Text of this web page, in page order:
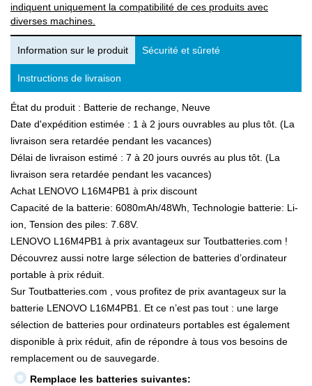
indiquent uniquement la compatibilité de ces produits avec
diverses machines.
Information sur le produit Sécurité et sûreté
Instructions de livraison
État du produit : Batterie de rechange, Neuve
Date d'expédition estimée : 1 à 2 jours ouvrables au plus tôt. (La
livraison sera retardée pendant les vacances)
Délai de livraison estimé : 7 à 20 jours ouvrés au plus tôt. (La
livraison sera retardée pendant les vacances)
Achat LENOVO L16M4PB1 à prix discount
Capacité de la batterie: 6080mAh/48Wh, Technologie batterie: Li-
ion, Tension des piles: 7.68V.
LENOVO L16M4PB1 à prix avantageux sur Toutbatteries.com !
Découvrez aussi notre large sélection de batteries d’ordinateur
portable à prix réduit.
Sur Toutbatteries.com , vous profitez de prix avantageux sur la
batterie LENOVO L16M4PB1. Et ce n’est pas tout : une large
sélection de batteries pour ordinateurs portables est également
disponible à prix réduit, afin de répondre à tous vos besoins de
remplacement ou de sauvegarde.
Remplace les batteries suivantes: